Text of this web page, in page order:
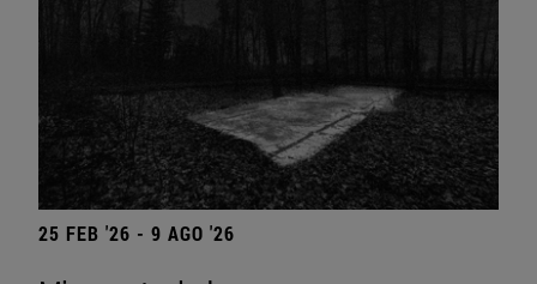
25 FEB '26 - 9 AGO '26